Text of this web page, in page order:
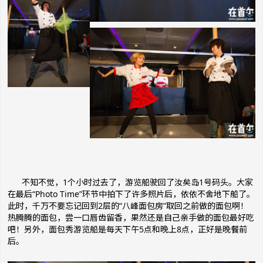
不知不觉，1个小时过去了，游览船驶回了汝矣岛1号码头。大家
在最后“Photo Time”环节中拍下了许多照片后，依依不舍地下船了。
此时，千万不要忘记回到2层的“八峰面包房”取回之前做的面包啊！
热腾腾的面包，尝一口唇齿留香，果然还是自己亲手做的面包最好吃
吧！另外，面包秀游览船是每天下午5点和晚上8点，正好是晚餐前
后。